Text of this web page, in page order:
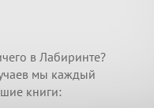
в Лабиринте?
мы каждый
книги: